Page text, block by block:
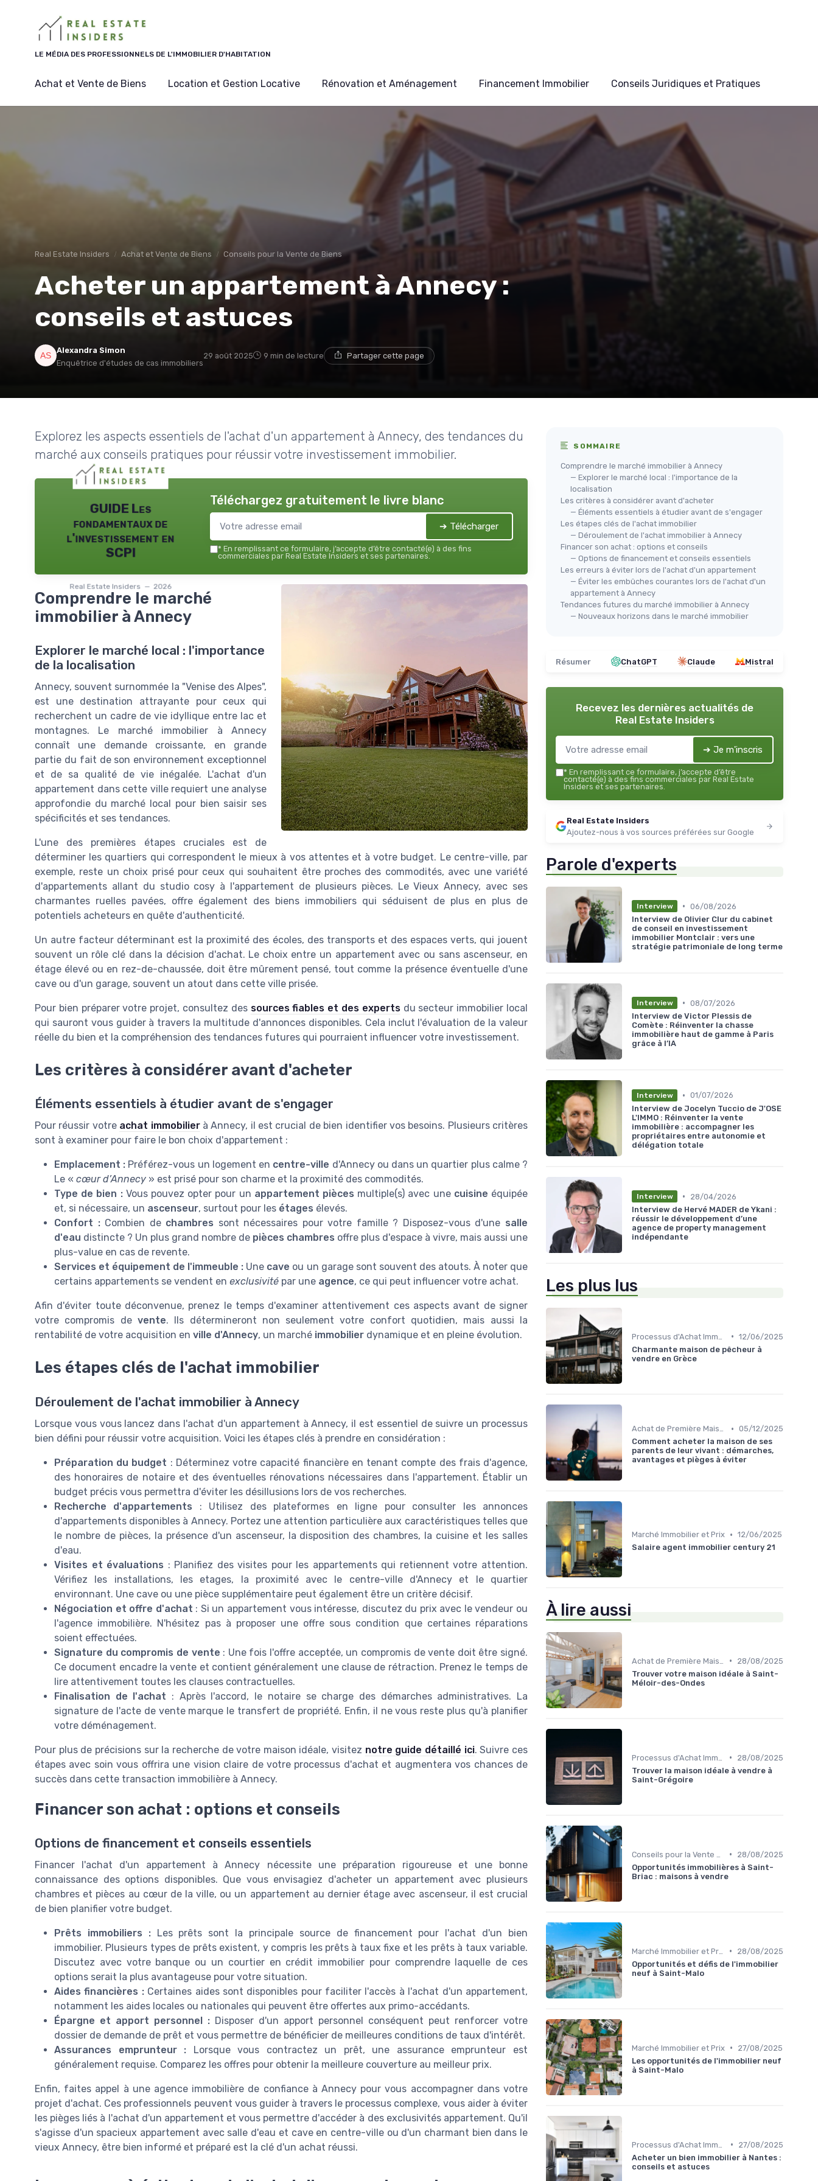
LE MÉDIA DES PROFESSIONNELS DE L'IMMOBILIER D'HABITATION
Achat et Vente de Biens Location et Gestion Locative Rénovation et Aménagement Financement Immobilier Conseils Juridiques et Pratiques
Real Estate Insiders Achat et Vente de Biens Conseils pour la Vente de Biens
Acheter un appartement à Annecy :
conseils et astuces
Alexandra Simon
Enquêtrice d'études de cas immobiliers
29 août 2025 9 min de lecture Partager cette page
Explorez les aspects essentiels de l'achat d'un appartement à Annecy, des tendances du
marché aux conseils pratiques pour réussir votre investissement immobilier.
GUIDE Les
fondamentaux de
l'investissement en
SCPI
Real Estate Insiders — 2026
Téléchargez gratuitement le livre blanc
➔ Télécharger
* En remplissant ce formulaire, j’accepte d’être contacté(e) à des fins
commerciales par Real Estate Insiders et ses partenaires.
Comprendre le marché
immobilier à Annecy
Explorer le marché local : l'importance
de la localisation
Annecy, souvent surnommée la "Venise des Alpes",
est une destination attrayante pour ceux qui
recherchent un cadre de vie idyllique entre lac et
montagnes. Le marché immobilier à Annecy
connaît une demande croissante, en grande
partie du fait de son environnement exceptionnel
et de sa qualité de vie inégalée. L'achat d'un
appartement dans cette ville requiert une analyse
approfondie du marché local pour bien saisir ses
spécificités et ses tendances.
L'une des premières étapes cruciales est de
déterminer les quartiers qui correspondent le mieux à vos attentes et à votre budget. Le centre-ville, par
exemple, reste un choix prisé pour ceux qui souhaitent être proches des commodités, avec une variété
d'appartements allant du studio cosy à l'appartement de plusieurs pièces. Le Vieux Annecy, avec ses
charmantes ruelles pavées, offre également des biens immobiliers qui séduisent de plus en plus de
potentiels acheteurs en quête d'authenticité.
Un autre facteur déterminant est la proximité des écoles, des transports et des espaces verts, qui jouent
souvent un rôle clé dans la décision d'achat. Le choix entre un appartement avec ou sans ascenseur, en
étage élevé ou en rez-de-chaussée, doit être mûrement pensé, tout comme la présence éventuelle d'une
cave ou d'un garage, souvent un atout dans cette ville prisée.
Pour bien préparer votre projet, consultez des sources fiables et des expertsdu secteur immobilier local
qui sauront vous guider à travers la multitude d'annonces disponibles. Cela inclut l'évaluation de la valeur
réelle du bien et la compréhension des tendances futures qui pourraient influencer votre investissement.
Les critères à considérer avant d'acheter
Éléments essentiels à étudier avant de s'engager
Pour réussir votre achat immobilierà Annecy, il est crucial de bien identifier vos besoins. Plusieurs critères
sont à examiner pour faire le bon choix d'appartement :
Emplacement : Préférez-vous un logement en centre-ville d'Annecy ou dans un quartier plus calme ?
Le « cœur d’Annecy » est prisé pour son charme et la proximité des commodités.
Type de bien :Vous pouvez opter pour un appartement pièces multiple(s) avec une cuisine équipée
et, si nécessaire, un ascenseur, surtout pour les étages élevés.
Confort :Combien de chambres sont nécessaires pour votre famille ? Disposez-vous d'une salle
d'eau distincte ? Un plus grand nombre de pièces chambres offre plus d'espace à vivre, mais aussi une
plus-value en cas de revente.
Services et équipement de l'immeuble : Une cave ou un garage sont souvent des atouts. À noter que
certains appartements se vendent en exclusivité par une agence, ce qui peut influencer votre achat.
Afin d'éviter toute déconvenue, prenez le temps d'examiner attentivement ces aspects avant de signer
votre compromis de vente. Ils détermineront non seulement votre confort quotidien, mais aussi la
rentabilité de votre acquisition en ville d'Annecy, un marché immobilier dynamique et en pleine évolution.
Les étapes clés de l'achat immobilier
Déroulement de l'achat immobilier à Annecy
Lorsque vous vous lancez dans l'achat d'un appartement à Annecy, il est essentiel de suivre un processus
bien défini pour réussir votre acquisition. Voici les étapes clés à prendre en considération :
Préparation du budget : Déterminez votre capacité financière en tenant compte des frais d'agence,
des honoraires de notaire et des éventuelles rénovations nécessaires dans l'appartement. Établir un
budget précis vous permettra d'éviter les désillusions lors de vos recherches.
Recherche d'appartements : Utilisez des plateformes en ligne pour consulter les annonces
d'appartements disponibles à Annecy. Portez une attention particulière aux caractéristiques telles que
le nombre de pièces, la présence d'un ascenseur, la disposition des chambres, la cuisine et les salles
d'eau.
Visites et évaluations : Planifiez des visites pour les appartements qui retiennent votre attention.
Vérifiez les installations, les etages, la proximité avec le centre-ville d'Annecy et le quartier
environnant. Une cave ou une pièce supplémentaire peut également être un critère décisif.
Négociation et offre d'achat : Si un appartement vous intéresse, discutez du prix avec le vendeur ou
l'agence immobilière. N'hésitez pas à proposer une offre sous condition que certaines réparations
soient effectuées.
Signature du compromis de vente : Une fois l'offre acceptée, un compromis de vente doit être signé.
Ce document encadre la vente et contient généralement une clause de rétraction. Prenez le temps de
lire attentivement toutes les clauses contractuelles.
Finalisation de l'achat : Après l'accord, le notaire se charge des démarches administratives. La
signature de l'acte de vente marque le transfert de propriété. Enfin, il ne vous reste plus qu'à planifier
votre déménagement.
Pour plus de précisions sur la recherche de votre maison idéale, visitez notre guide détaillé ici. Suivre ces
étapes avec soin vous offrira une vision claire de votre processus d'achat et augmentera vos chances de
succès dans cette transaction immobilière à Annecy.
Financer son achat : options et conseils
Options de financement et conseils essentiels
Financer l'achat d'un appartement à Annecy nécessite une préparation rigoureuse et une bonne
connaissance des options disponibles. Que vous envisagiez d'acheter un appartement avec plusieurs
chambres et pièces au cœur de la ville, ou un appartement au dernier étage avec ascenseur, il est crucial
de bien planifier votre budget.
Prêts immobiliers : Les prêts sont la principale source de financement pour l'achat d'un bien
immobilier. Plusieurs types de prêts existent, y compris les prêts à taux fixe et les prêts à taux variable.
Discutez avec votre banque ou un courtier en crédit immobilier pour comprendre laquelle de ces
options serait la plus avantageuse pour votre situation.
Aides financières : Certaines aides sont disponibles pour faciliter l'accès à l'achat d'un appartement,
notamment les aides locales ou nationales qui peuvent être offertes aux primo-accédants.
Épargne et apport personnel : Disposer d'un apport personnel conséquent peut renforcer votre
dossier de demande de prêt et vous permettre de bénéficier de meilleures conditions de taux d'intérêt.
Assurances emprunteur : Lorsque vous contractez un prêt, une assurance emprunteur est
généralement requise. Comparez les offres pour obtenir la meilleure couverture au meilleur prix.
Enfin, faites appel à une agence immobilière de confiance à Annecy pour vous accompagner dans votre
projet d'achat. Ces professionnels peuvent vous guider à travers le processus complexe, vous aider à éviter
les pièges liés à l'achat d'un appartement et vous permettre d'accéder à des exclusivités appartement. Qu'il
s'agisse d'un spacieux appartement avec salle d'eau et cave en centre-ville ou d'un charmant bien dans le
vieux Annecy, être bien informé et préparé est la clé d'un achat réussi.
SOMMAIRE
Comprendre le marché immobilier à Annecy
— Explorer le marché local : l'importance de la
localisation
Les critères à considérer avant d'acheter
— Éléments essentiels à étudier avant de s'engager
Les étapes clés de l'achat immobilier
— Déroulement de l'achat immobilier à Annecy
Financer son achat : options et conseils
— Options de financement et conseils essentiels
Les erreurs à éviter lors de l'achat d'un appartement
— Éviter les embûches courantes lors de l'achat d'un
appartement à Annecy
Tendances futures du marché immobilier à Annecy
— Nouveaux horizons dans le marché immobilier
Résumer ChatGPT Claude Mistral
Recevez les dernières actualités de
Real Estate Insiders
➔ Je m'inscris
* En remplissant ce formulaire, j’accepte d’être
contacté(e) à des fins commerciales par Real Estate
Insiders et ses partenaires.
Real Estate Insiders
Ajoutez-nous à vos sources préférées sur Google
Parole d'experts
Interview • 06/08/2026
Interview de Olivier Clur du cabinet
de conseil en investissement
immobilier Montclair : vers une
stratégie patrimoniale de long terme
Interview • 08/07/2026
Interview de Victor Plessis de
Comète : Réinventer la chasse
immobilière haut de gamme à Paris
grâce à l’IA
Interview • 01/07/2026
Interview de Jocelyn Tuccio de J'OSE
L'IMMO : Réinventer la vente
immobilière : accompagner les
propriétaires entre autonomie et
délégation totale
Interview •
28/04/2026
Interview de Hervé MADER de Ykani :
réussir le développement d’une
agence de property management
indépendante
Les plus lus
• 12/06/2025
Charmante maison de pêcheur à
vendre en Grèce
Achat de Première Maison • 05/12/2025
Comment acheter la maison de ses
parents de leur vivant : démarches,
avantages et pièges à éviter
Marché Immobilier et Prix • 12/06/2025
Salaire agent immobilier century 21
À lire aussi
•
28/08/2025
Trouver votre maison idéale à Saint-
Méloir-des-Ondes
•
28/08/2025
Trouver la maison idéale à vendre à
Saint-Grégoire
•
28/08/2025
Opportunités immobilières à Saint-
Briac : maisons à vendre
•
28/08/2025
Opportunités et défis de l'immobilier
neuf à Saint-Malo
Marché Immobilier et Prix •
27/08/2025
Les opportunités de l'immobilier neuf
à Saint-Malo
•
27/08/2025
Acheter un bien immobilier à Nantes :
conseils et astuces